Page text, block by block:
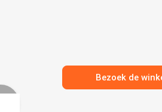
Bezoek de